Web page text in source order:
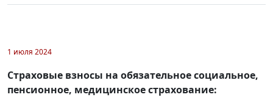
1 июля 2024
Страховые взносы на обязательное социальное,
пенсионное, медицинское страхование: